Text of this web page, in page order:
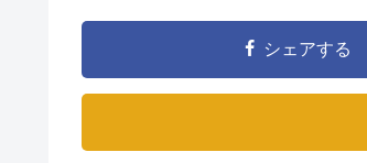
シェアする